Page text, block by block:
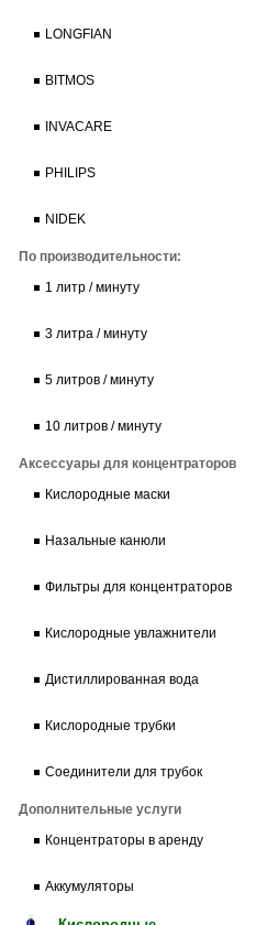
LONGFIAN
BITMOS
INVACARE
PHILIPS
NIDEK
По производительности:
1 литр / минуту
3 литра / минуту
5 литров / минуту
10 литров / минуту
Аксессуары для концентраторов
Кислородные маски
Назальные канюли
Фильтры для концентраторов
Кислородные увлажнители
Дистиллированная вода
Кислородные трубки
Соединители для трубок
Дополнительные услуги
Концентраторы в аренду
Аккумуляторы